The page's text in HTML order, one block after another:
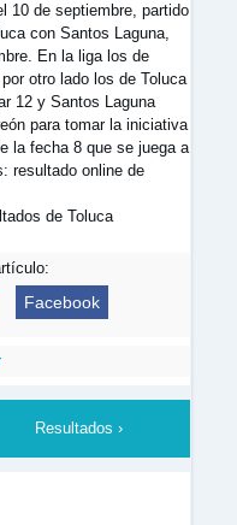
10 de septiembre, partido
con Santos Laguna,
En la liga los de
otro lado los de Toluca
12 y Santos Laguna
para tomar la iniciativa
la fecha 8 que se juega a
resultado online de
de Toluca
Facebook
Resultados ›